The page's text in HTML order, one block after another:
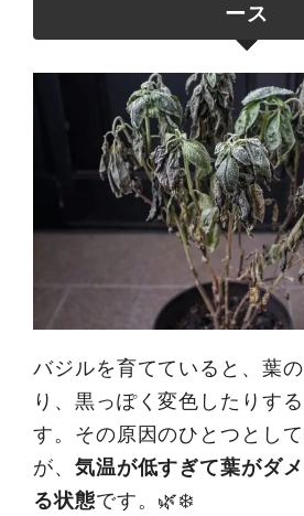
ース
バジルを育てていると、葉
り、黒っぽく変色したりす
す。その原因のひとつとし
が、 気温が低すぎて葉がダ
る状態です。🌿❄️